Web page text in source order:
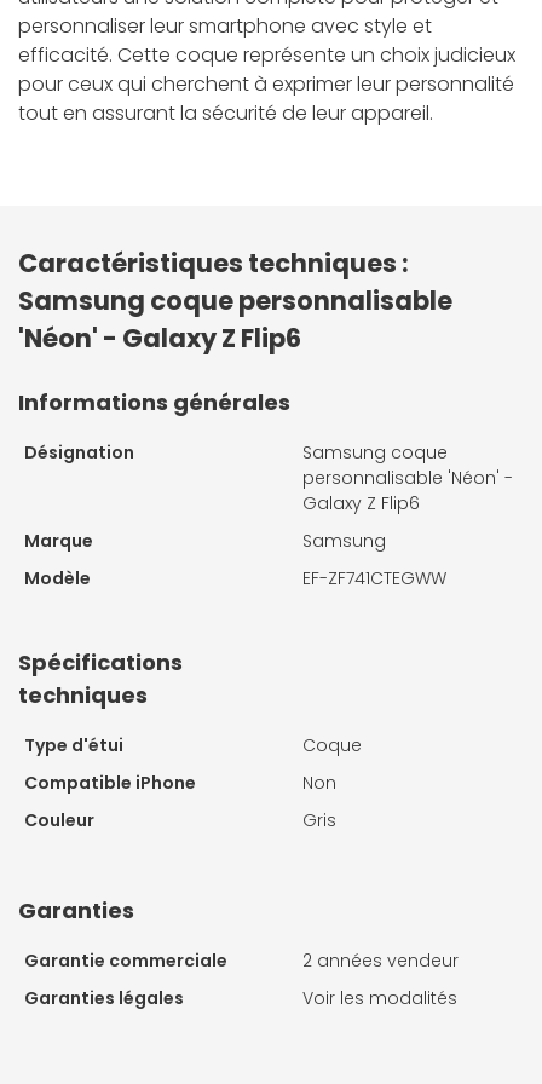
personnaliser leur smartphone avec style et
efficacité. Cette coque représente un choix judicieux
pour ceux qui cherchent à exprimer leur personnalité
tout en assurant la sécurité de leur appareil.
Caractéristiques techniques :
Samsung coque personnalisable
'Néon' - Galaxy Z Flip6
Informations générales
Désignation
Samsung coque
personnalisable 'Néon' -
Galaxy Z Flip6
Marque
Samsung
Modèle
EF-ZF741CTEGWW
Spécifications
techniques
Type d'étui
Coque
Compatible iPhone
Non
Couleur
Gris
Garanties
Garantie commerciale
2 années vendeur
Garanties légales
Voir les modalités